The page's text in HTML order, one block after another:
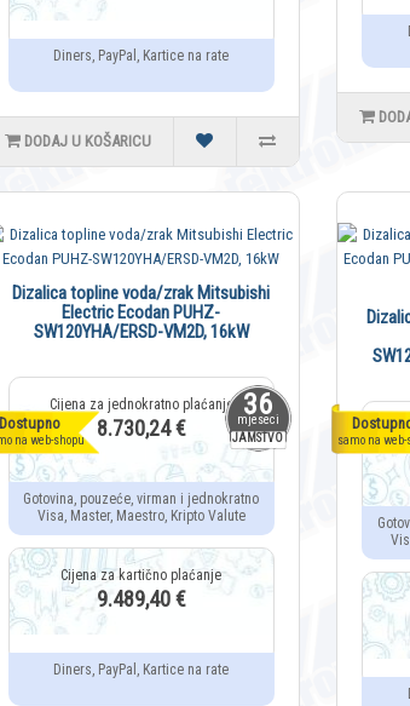
Diners, PayPal, Kartice na rate
DODAJ U KOŠARICU
36
mjeseci
JAMSTVO
Dostupno
na web-shopu
Dizalica topline voda/zrak Mitsubishi
Electric Ecodan PUHZ-
SW120YHA/ERSD-VM2D, 16kW
8.730,24 €
Gotovina, pouzeće, virman i jednokratno
Visa, Master, Maestro, Kripto Valute
9.489,40 €
Diners, PayPal, Kartice na rate
samo na